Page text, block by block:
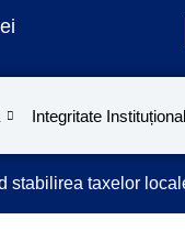
Integritate
stabilirea taxelor